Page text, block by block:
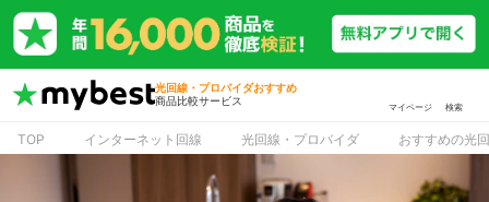
光回線・プロバイダおすすめ
商品比較サービス
マイページ 検索
TOP インターネット回線 光回線・プロバイダ おすすめの光